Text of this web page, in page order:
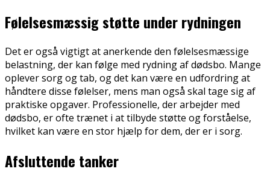
Følelsesmæssig støtte under rydningen
Det er også vigtigt at anerkende den følelsesmæssige
belastning, der kan følge med rydning af dødsbo. Mange
oplever sorg og tab, og det kan være en udfordring at
håndtere disse følelser, mens man også skal tage sig af
praktiske opgaver. Professionelle, der arbejder med
dødsbo, er ofte trænet i at tilbyde støtte og forståelse,
hvilket kan være en stor hjælp for dem, der er i sorg.
Afsluttende tanker